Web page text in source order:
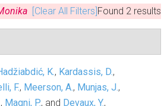
Found 2 results
[Clear All Filters]
K., Kardassis, D.,
F., Meerson, A., Munjas, J.,
, Magni, P., and Devaux, Y.,